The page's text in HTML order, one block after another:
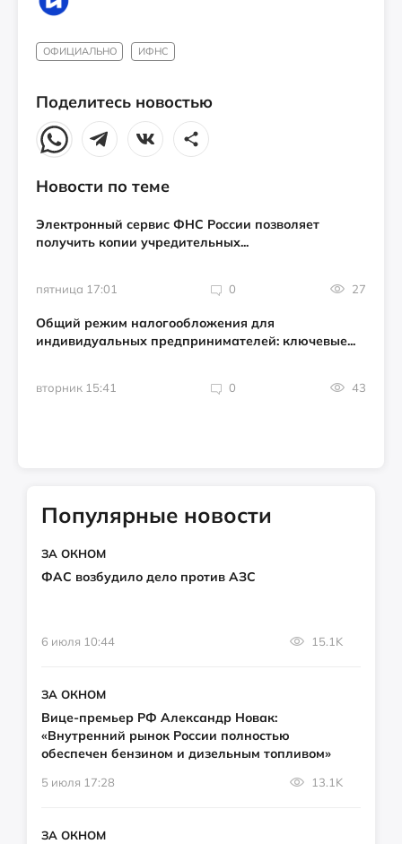
ОФИЦИАЛЬНО ИФНС
Поделитесь новостью
Новости по теме
Электронный сервис ФНС России позволяет
получить копии учредительных...
пятница 17:01 0 27
Общий режим налогообложения для
индивидуальных предпринимателей: ключевые...
вторник 15:41 0 43
Популярные новости
ЗА ОКНОМ
ФАС возбудило дело против АЗС
6 июля 10:44 15.1K
ЗА ОКНОМ
Вице-премьер РФ Александр Новак:
«Внутренний рынок России полностью
обеспечен бензином и дизельным топливом»
5 июля 17:28 13.1K
ЗА ОКНОМ